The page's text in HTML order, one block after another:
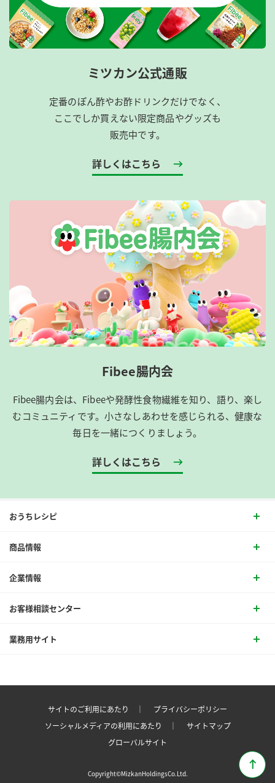
ミツカン公式通販
定番のぽん酢やお酢ドリンクだけでなく、
ここでしか買えない限定商品やグッズも
販売中です。
詳しくはこちら
Fibee腸内会
Fibee腸内会は、​Fibeeや発酵性食物繊維を知り、語り、楽し
むコミュニティです。​小さなしあわせを感じられる、健康な
毎日を一緒につくりましょう。
詳しくはこちら
おうちレシピ
商品情報
企業情報
お客様相談センター
業務用サイト
サイトのご利用にあたり ｜
プライバシーポリシー
ソーシャルメディアの利用にあたり ｜
サイトマップ
グローバルサイト
Copyright©MizkanHoldingsCo.Ltd.